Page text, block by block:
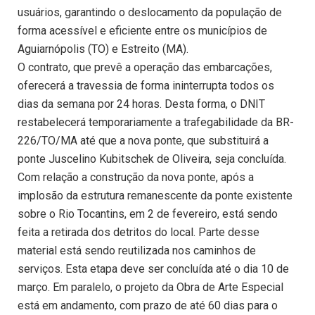
usuários, garantindo o deslocamento da população de
forma acessível e eficiente entre os municípios de
Aguiarnópolis (TO) e Estreito (MA).
O contrato, que prevê a operação das embarcações,
oferecerá a travessia de forma ininterrupta todos os
dias da semana por 24 horas. Desta forma, o DNIT
restabelecerá temporariamente a trafegabilidade da BR-
226/TO/MA até que a nova ponte, que substituirá a
ponte Juscelino Kubitschek de Oliveira, seja concluída.
Com relação a construção da nova ponte, após a
implosão da estrutura remanescente da ponte existente
sobre o Rio Tocantins, em 2 de fevereiro, está sendo
feita a retirada dos detritos do local. Parte desse
material está sendo reutilizada nos caminhos de
serviços. Esta etapa deve ser concluída até o dia 10 de
março. Em paralelo, o projeto da Obra de Arte Especial
está em andamento, com prazo de até 60 dias para o